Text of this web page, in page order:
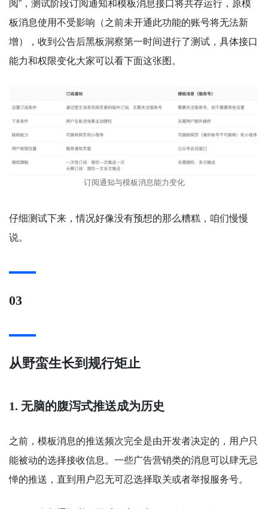
阅”，测试阶段订阅通知和模板消息接口将共存运行，原模
板消息使用不受影响（之前未开通此功能的账号将无法新
增），收到公告后黑板洞察第一时间进行了测试，具体接口
能力和权限变化大家可以看下面这张图。
订阅通知与模板消息能力变化
仔细测试下来，情况好像没有预想的那么糟糕，咱们慢慢
说。
03
从野蛮生长到规行矩止
1. 无脑的腹泻式推送成为历史
之前，模板消息的推送频次完全是由开发者决定的，用户只
能被动的选择接收信息。一些广告营销类的消息可以肆无忌
惮的推送，直到用户忍无可忍选择取关或者举报服务号。